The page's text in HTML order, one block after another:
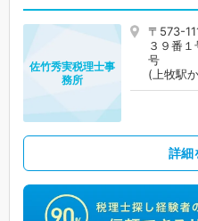
〒573-
３９番
号
(上牧駅
佐竹秀実税理士事
務所
詳細